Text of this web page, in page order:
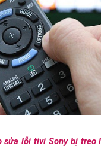
sửa lỗi tivi Sony bị treo